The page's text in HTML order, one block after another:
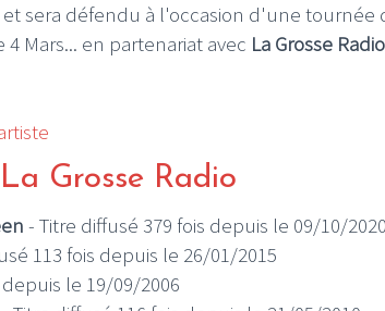
sera défendu à l'occasion d'une tournée
Mars... en partenariat avec La Grosse Radio
Grosse Radio
- Titre diffusé 379 fois depuis le 09/10/2020
113 fois depuis le 26/01/2015
le 19/09/2006